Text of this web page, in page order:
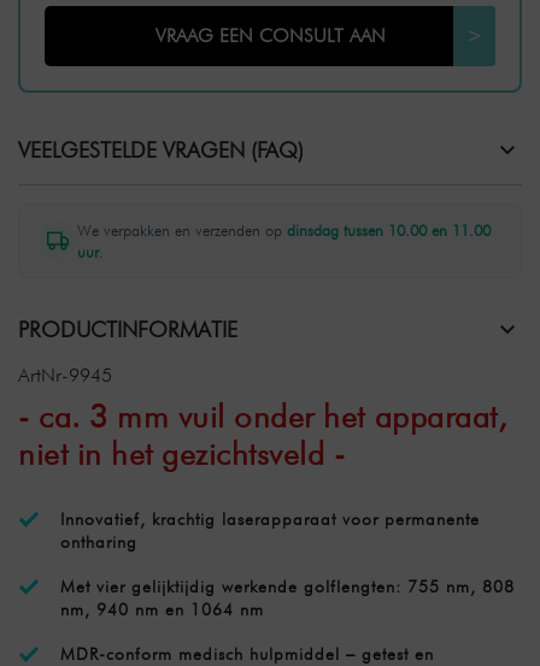
VRAAG EEN CONSULT AAN >
VEELGESTELDE VRAGEN (FAQ)
We verpakken en verzenden op dinsdag tussen 10.00 en 11.00
uur.
PRODUCTINFORMATIE
ArtNr-9945
- ca. 3 mm vuil onder het apparaat,
niet in het gezichtsveld -
Innovatief, krachtig laserapparaat voor permanente
ontharing
Met vier gelijktijdig werkende golflengten: 755 nm, 808
nm, 940 nm en 1064 nm
MDR-conform medisch hulpmiddel – getest en